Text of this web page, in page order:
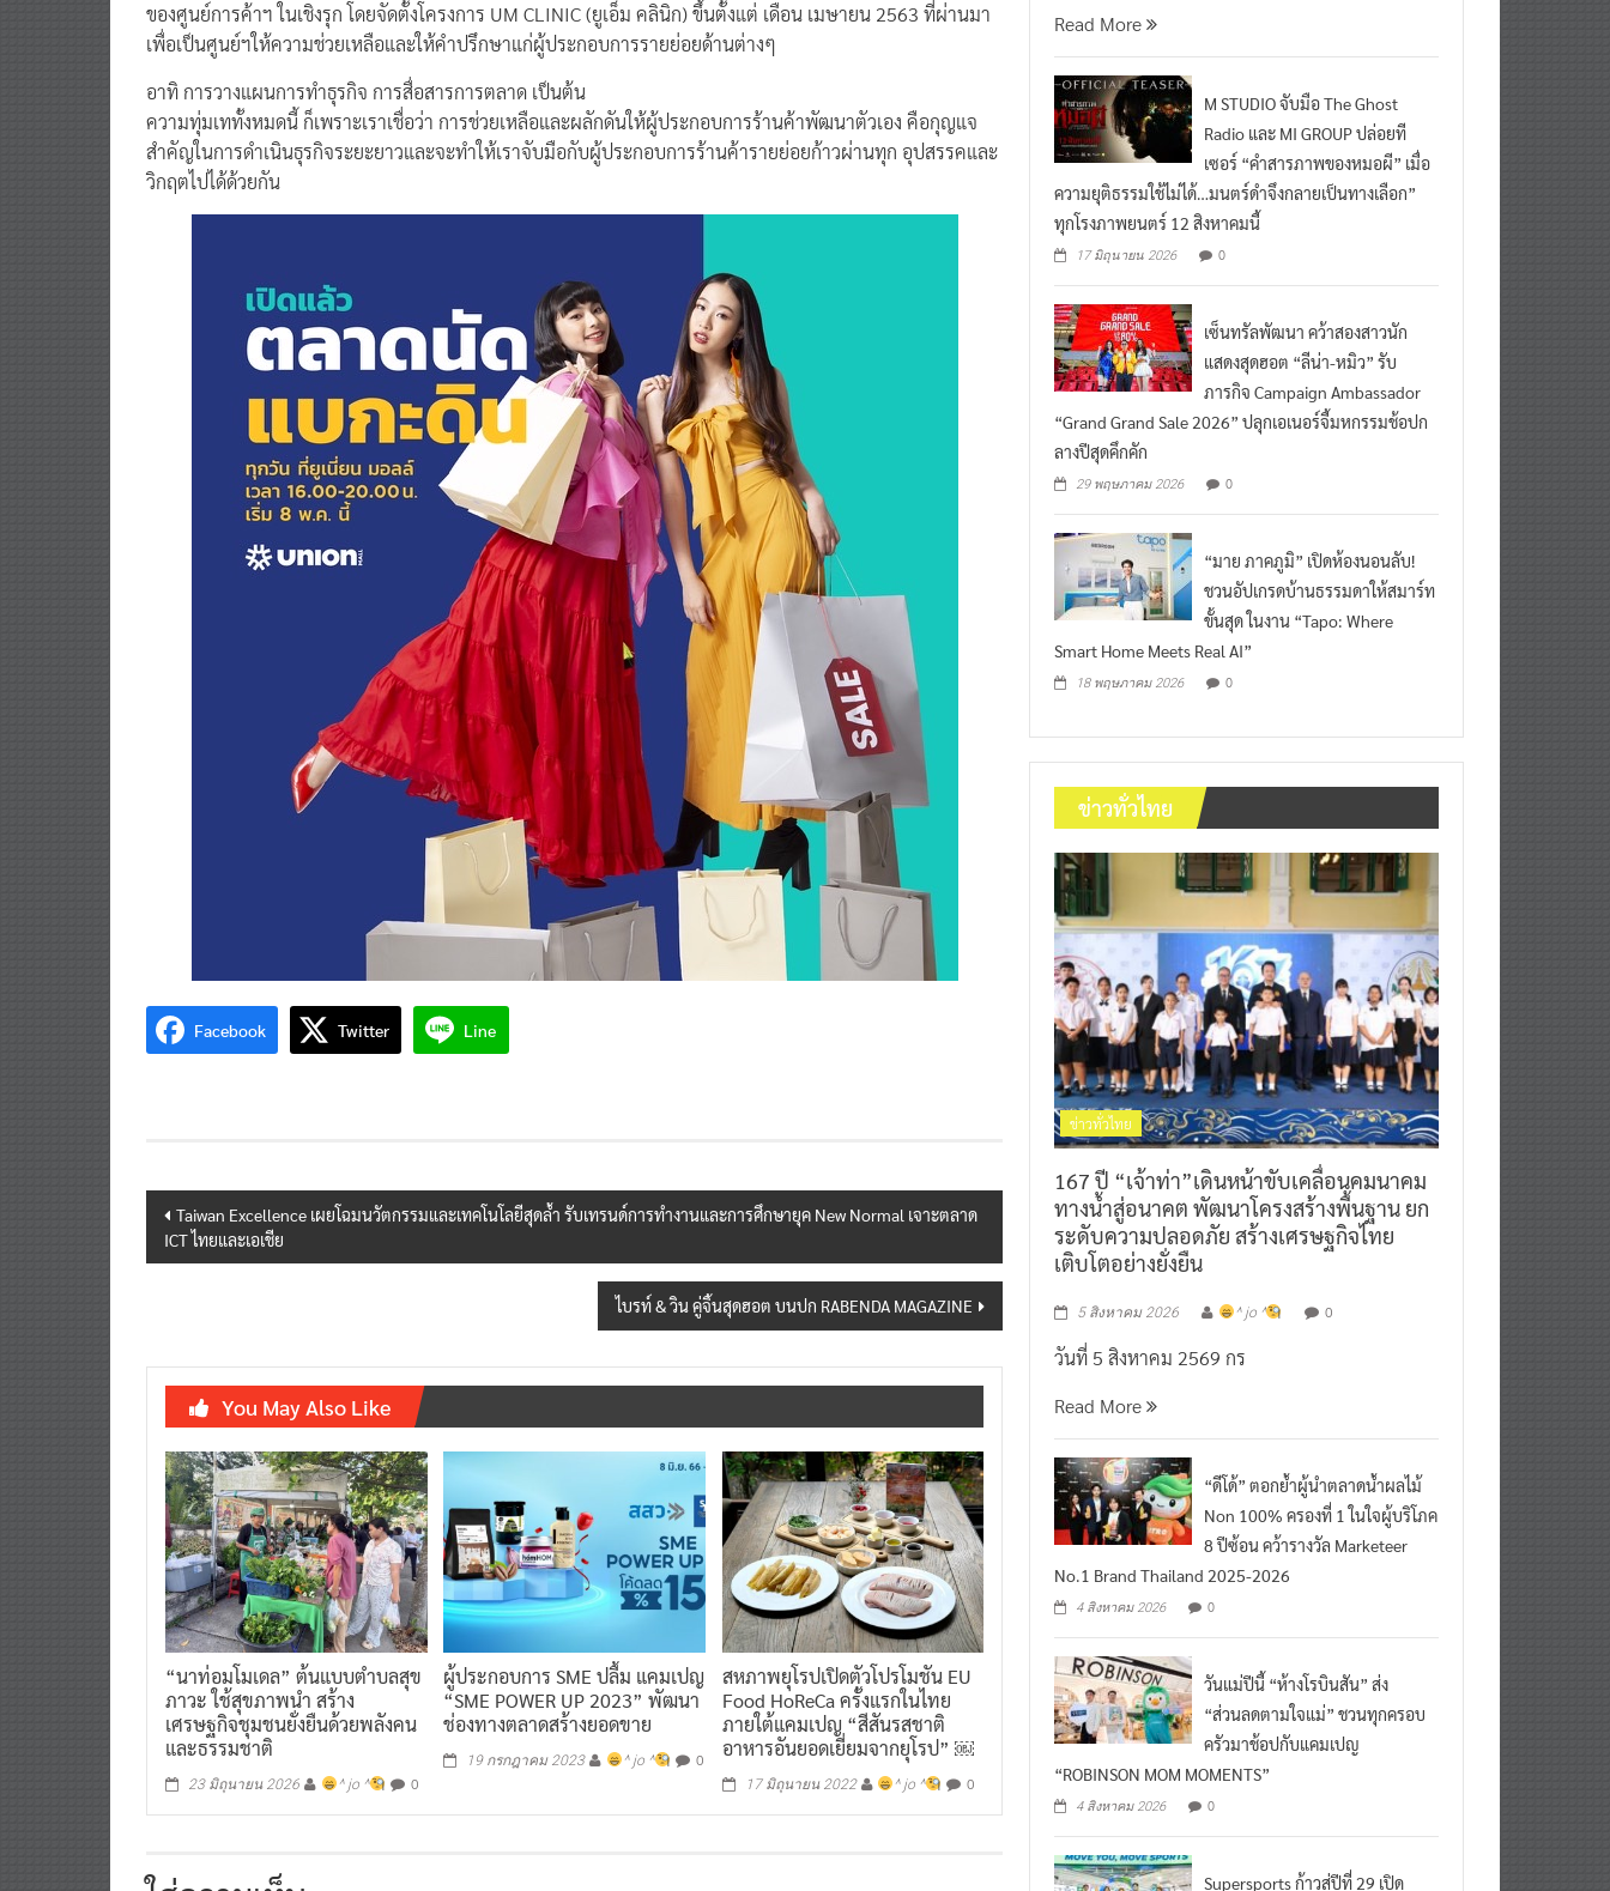
ของศูนย์การค้าฯ ในเชิงรุก โดยจัดตั้งโครงการ UM CLINIC (ยูเอ็ม คลินิก) ขึ้นตั้งแต่ เดือน เมษายน 2563 ที่ผ่านมา
เพื่อเป็นศูนย์ฯให้ความช่วยเหลือและให้คำปรึกษาแก่ผู้ประกอบการรายย่อยด้านต่างๆ
อาทิ การวางแผนการทำธุรกิจ การสื่อสารการตลาด เป็นต้น
ความทุ่มเททั้งหมดนี้ ก็เพราะเราเชื่อว่า การช่วยเหลือและผลักดันให้ผู้ประกอบการร้านค้าพัฒนาตัวเอง คือกุญแจ
สำคัญในการดำเนินธุรกิจระยะยาวและจะทำให้เราจับมือกับผู้ประกอบการร้านค้ารายย่อยก้าวผ่านทุก อุปสรรคและ
วิกฤตไปได้ด้วยกัน
Facebook Twitter Line
Post
navigation
Taiwan Excellence เผยโฉมนวัตกรรมและเทคโนโลยีสุดล้ำ รับเทรนด์การทำงานและการศึกษายุค New Normal เจาะตลาด
ICT ไทยและเอเชีย
ไบรท์ & วิน คู่จิ้นสุดฮอต บนปก RABENDA MAGAZINE
You May Also Like
“นาท่อมโมเดล” ต้นแบบตำบลสุข
ภาวะ ใช้สุขภาพนำ สร้าง
เศรษฐกิจชุมชนยั่งยืนด้วยพลังคน
และธรรมชาติ
23 มิถุนายน 2026 ^ jo ^ 0
ผู้ประกอบการ SME ปลื้ม แคมเปญ
“SME POWER UP 2023” พัฒนา
ช่องทางตลาดสร้างยอดขาย
19 กรกฎาคม 2023 ^ jo ^ 0
สหภาพยุโรปเปิดตัวโปรโมชัน EU
Food HoReCa ครั้งแรกในไทย
ภายใต้แคมเปญ “สีสันรสชาติ
อาหารอันยอดเยี่ยมจากยุโรป” ￼
17 มิถุนายน 2022 ^ jo ^ 0
Read More
M STUDIO จับมือ The Ghost
Radio และ MI GROUP ปล่อยที
เซอร์ “คำสารภาพของหมอผี” เมื่อ
ความยุติธรรมใช้ไม่ได้…มนตร์ดำจึงกลายเป็นทางเลือก”
ทุกโรงภาพยนตร์ 12 สิงหาคมนี้
17 มิถุนายน 2026 0
เซ็นทรัลพัฒนา คว้าสองสาวนัก
แสดงสุดฮอต “ลีน่า-หมิว” รับ
ภารกิจ Campaign Ambassador
“Grand Grand Sale 2026” ปลุกเอเนอร์จี้มหกรรมช้อปก
ลางปีสุดคึกคัก
29 พฤษภาคม 2026 0
“มาย ภาคภูมิ” เปิดห้องนอนลับ!
ชวนอัปเกรดบ้านธรรมดาให้สมาร์ท
ขั้นสุด ในงาน “Tapo: Where
Smart Home Meets Real AI”
18 พฤษภาคม 2026 0
ข่าวทั่วไทย
ข่าวทั่วไทย
167 ปี “เจ้าท่า”เดินหน้าขับเคลื่อนคมนาคม
ทางน้ำสู่อนาคต พัฒนาโครงสร้างพื้นฐาน ยก
ระดับความปลอดภัย สร้างเศรษฐกิจไทย
เติบโตอย่างยั่งยืน
5 สิงหาคม 2026 ^ jo ^ 0
วันที่ 5 สิงหาคม 2569 กร
Read More
“ดีโด้” ตอกย้ำผู้นำตลาดน้ำผลไม้
Non 100% ครองที่ 1 ในใจผู้บริโภค
8 ปีซ้อน คว้ารางวัล Marketeer
No.1 Brand Thailand 2025-2026
4 สิงหาคม 2026 0
วันแม่ปีนี้ “ห้างโรบินสัน” ส่ง
“ส่วนลดตามใจแม่” ชวนทุกครอบ
ครัวมาช้อปกับแคมเปญ
“ROBINSON MOM MOMENTS”
4 สิงหาคม 2026 0
Supersports ก้าวสู่ปีที่ 29 เปิด